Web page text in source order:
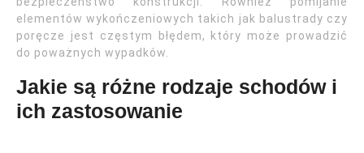
elementów wykończeniowych takich jak balustrady czy
poręcze jest częstym błędem, który może prowadzić
do poważnych wypadków.
Jakie są różne rodzaje schodów i
ich zastosowanie